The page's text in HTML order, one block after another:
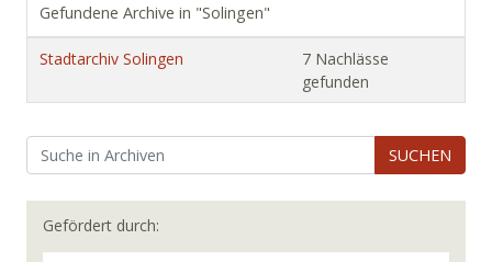
Gefundene Archive in "Solingen"
Stadtarchiv Solingen
7 Nachlässe
gefunden
SUCHEN
Gefördert durch: